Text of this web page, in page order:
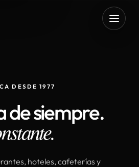
DESDE 1977
de siempre.
hoteles, cafeterías y